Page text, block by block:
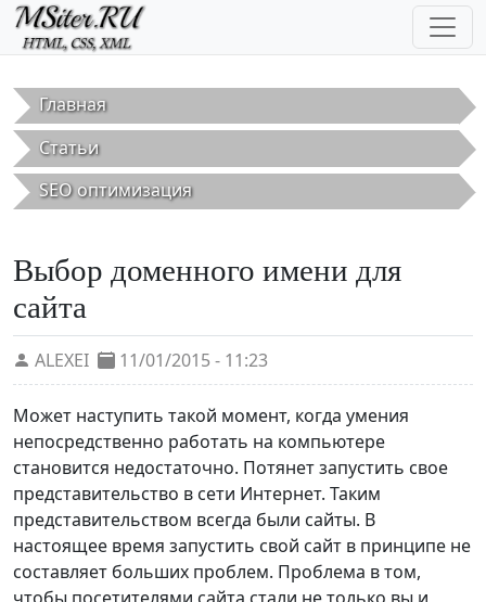
Перейти к основному содержанию
Главная
Статьи
SEO оптимизация
Выбор доменного имени для
сайта
ALEXEI 11/01/2015 - 11:23
Может наступить такой момент, когда умения
непосредственно работать на компьютере
становится недостаточно. Потянет запустить свое
представительство в сети Интернет. Таким
представительством всегда были сайты. В
настоящее время запустить свой сайт в принципе не
составляет больших проблем. Проблема в том,